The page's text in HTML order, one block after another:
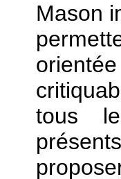
Mason
tous